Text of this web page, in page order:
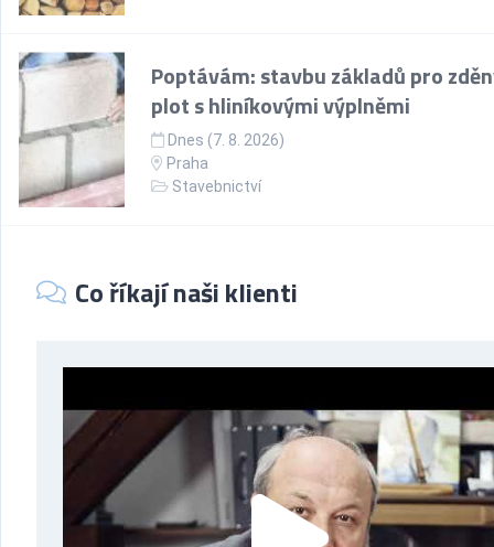
Poptávám: stavbu základů pro
plot s hliníkovými výplněmi
Dnes (7. 8. 2026)
Praha
Stavebnictví
Co říkají naši klienti